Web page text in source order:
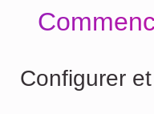
Configurer